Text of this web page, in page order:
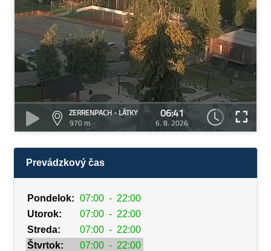
ZERRENPACH - LÁTKY
970 m
06:41
6. 8. 2026
Prevádzkový čas
Pondelok: 07:00 - 22:00
Utorok:
07:00 - 22:00
Streda:
07:00 - 22:00
Štvrtok:
07:00 - 22:00